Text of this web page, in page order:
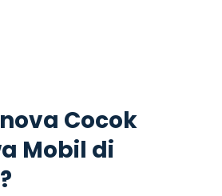
Cocok
Mobil di